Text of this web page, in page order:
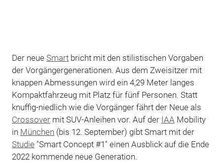
Der neue Smartbricht mit den stilistischen Vorgaben
der Vorgängergenerationen. Aus dem Zweisitzer mit
knappen Abmessungen wird ein 4,29 Meter langes
Kompaktfahrzeug mit Platz für fünf Personen. Statt
knuffig-niedlich wie die Vorgänger fährt der Neue als
Crossovermit SUV-Anleihen vor. Auf der IAA Mobility
in München (bis 12. September) gibt Smart mit der
Studie "Smart Concept #1" einen Ausblick auf die Ende
2022 kommende neue Generation.